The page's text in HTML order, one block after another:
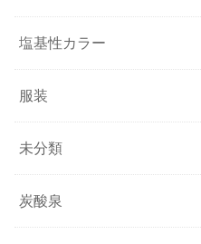
塩基性カラー
服装
未分類
炭酸泉